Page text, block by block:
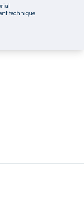
technique